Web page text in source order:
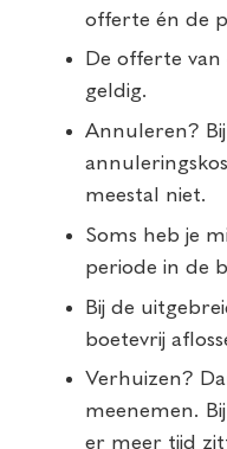
offerte én de
De offerte van
geldig.
Annuleren?
meestal niet.
Soms heb je
periode in de
Bij de
boetevrij
Verhuizen?
meenemen.
er meer tijd